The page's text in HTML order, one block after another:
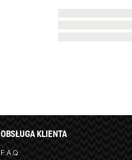
OBSŁUGA KLIENTA
F.A.Q